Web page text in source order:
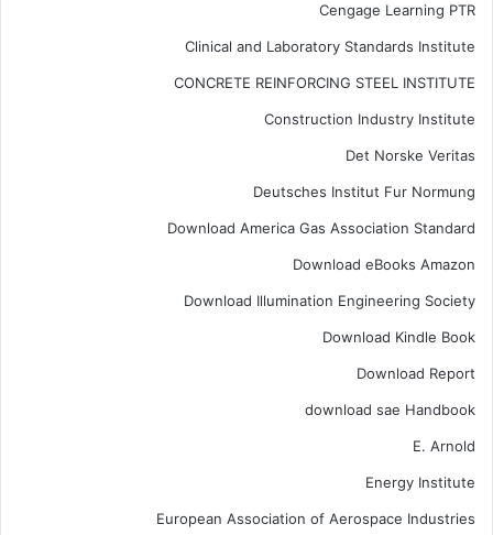
Cengage Learning PTR
Clinical and Laboratory Standards Institute
CONCRETE REINFORCING STEEL INSTITUTE
Construction Industry Institute
Det Norske Veritas
Deutsches Institut Fur Normung
Download America Gas Association Standard
Download eBooks Amazon
Download Illumination Engineering Society
Download Kindle Book
Download Report
download sae Handbook
E. Arnold
Energy Institute
European Association of Aerospace Industries